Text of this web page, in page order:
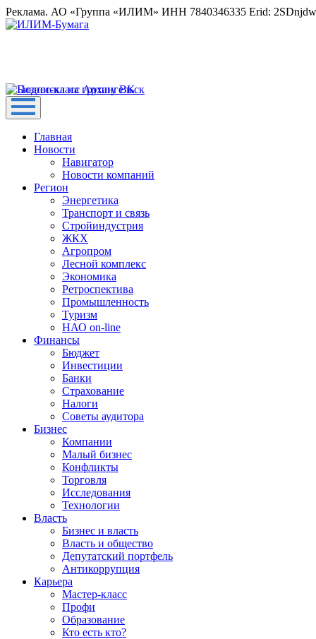
Реклама. АО «Группа «ИЛИМ» ИНН 7840346335 Erid:
Главная
Новости
Навигатор
Новости компаний
Регион
Энергетика
Транспорт и связь
Стройиндустрия
ЖКХ
Агропром
Лесной комплекс
Экономика
Ретроспектива
Промышленность
Туризм
НАО on-line
Финансы
Бюджет
Инвестиции
Банки
Страхование
Налоги
Советы аудитора
Бизнес
Компании
Малый бизнес
Конфликты
Торговля
Исследования
Технологии
Власть
Бизнес и власть
Власть и общество
Депутатский портфель
Антикоррупция
Карьера
Мастер-класс
Профи
Образование
Кто есть кто?